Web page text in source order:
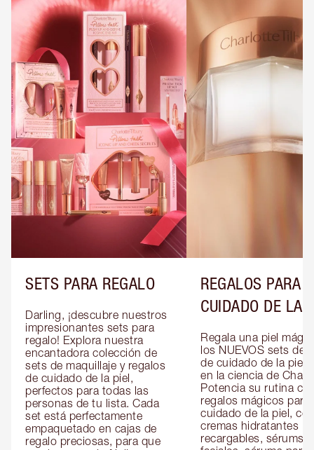
SETS PARA REGALO
Darling, ¡descubre nuestros
impresionantes sets para
regalo! Explora nuestra
encantadora colección de
sets de maquillaje y regalos
de cuidado de la piel,
perfectos para todas las
personas de tu lista. Cada
set está perfectamente
empaquetado en cajas de
regalo preciosas, para que
REGALOS PARA
CUIDADO DE LA
Regala una piel
los NUEVOS sets de
de cuidado de la piel
en la ciencia de
Potencia su rutina
regalos mágicos para
cuidado de la piel,
cremas hidratantes
recargables, sérums